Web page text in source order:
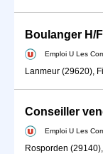
Boulanger H/F
Emploi U Les
Lanmeur (29620),
Conseiller
Emploi U Les
Rosporden